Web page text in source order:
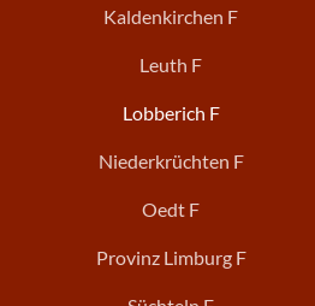
Kaldenkirchen F
Leuth F
Lobberich F
Niederkrüchten F
Oedt F
Provinz Limburg F